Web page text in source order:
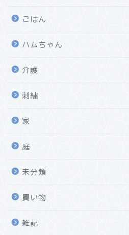
ごはん
ハムちゃん
介護
刺繍
家
庭
未分類
買い物
雑記